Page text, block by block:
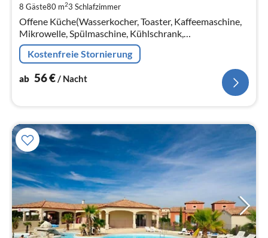
8 Gäste80 m23 Schlafzimmer
Offene Küche(Wasserkocher, Toaster, Kaffeemaschine,
Mikrowelle, Spülmaschine, Kühlschrank,
Tiefkühlschrank, ),
Wohn/Esszimmer(Doppelschlafcouch, TV, Esstisch)
Kostenfreie Stornierung
ab 56€/ Nacht